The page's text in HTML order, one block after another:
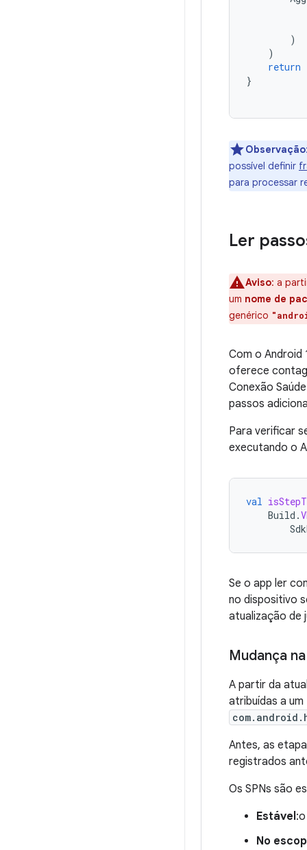
)
)
return
}
Observação
possível definir
para processar
Ler
Aviso: a
um nome de
genérico
Com o Android
oferece
Conexão
passos
Para verificar
executando o
val
Build .
Se o app ler
no dispositivo
atualização de
Mudança
A partir da
atribuídas a um
Antes, as
registrados
Os SPNs são
Estável
No